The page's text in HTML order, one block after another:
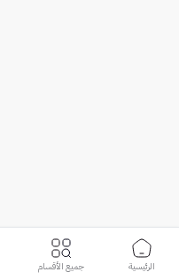
الرئيسية جميع الأقسام